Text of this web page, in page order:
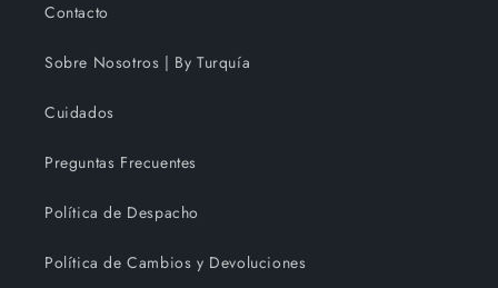
Contacto
Sobre Nosotros | By Turquía
Cuidados
Preguntas Frecuentes
Política de Despacho
Política de Cambios y Devoluciones